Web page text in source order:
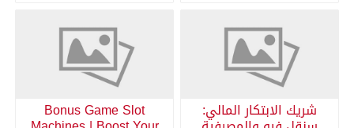
شريك الابتكار المالي: Bonus Game Slot